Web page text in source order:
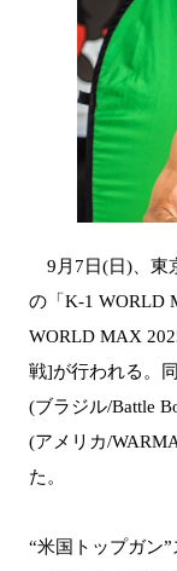
9月7日(日)、東
の「K-1 WORLD
WORLD MAX
戦]が行われる。
(ブラジル/Battle
(アメリカ/
た。
“米国トップガン